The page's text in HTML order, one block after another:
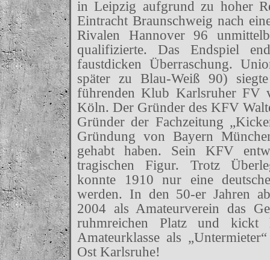
in Leipzig aufgrund zu hoher
Eintracht Braunschweig nach
Rivalen Hannover 96
qualifizierte. Das Endspiel
faustdicken Überraschung.
später zu Blau-Weiß 90)
führenden Klub Karlsruher FV
Köln. Der Gründer des KFV
Gründer der Fachzeitung
Gründung von Bayern
gehabt haben. Sein KFV
tragischen Figur. Trotz
konnte 1910 nur eine
werden. In den 50-er Jahren
2004 als Amateurverein das
ruhmreichen Platz und kickt
Amateurklasse als
Ost Karlsruhe!